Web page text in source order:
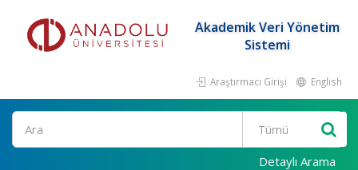
Akademik Veri Yönetim
Sistemi
Araştırmacı Girişi English
Ara
Detaylı Arama